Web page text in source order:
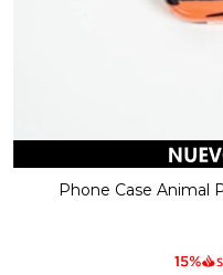
Phone Case Animal